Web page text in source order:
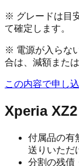
※ グレードは目
て確定します。
※ 電源が入らな
合は、減額また
この内容で申し
Xperia XZ2
付属品の有
送りいただ
分割の残債